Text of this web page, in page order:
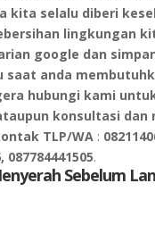
kita selalu diberi
lingkungan
google dan
saat anda
hubungi kami
konsultasi dan
TLP/WA :
087784441505.
Sebelum